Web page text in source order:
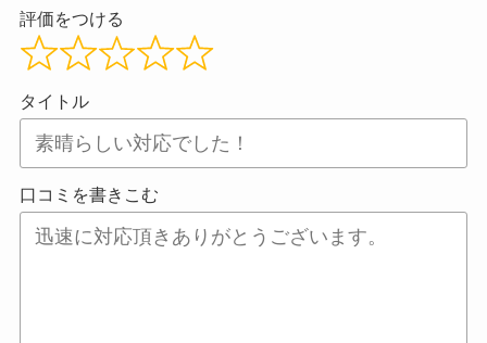
評価をつける
タイトル
口コミを書きこむ